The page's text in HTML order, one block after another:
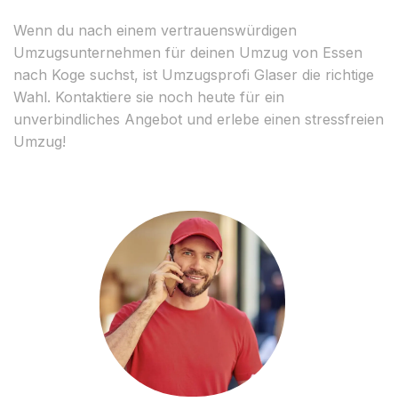
Wenn du nach einem vertrauenswürdigen
Umzugsunternehmen für deinen Umzug von Essen
nach Koge suchst, ist Umzugsprofi Glaser die richtige
Wahl. Kontaktiere sie noch heute für ein
unverbindliches Angebot und erlebe einen stressfreien
Umzug!